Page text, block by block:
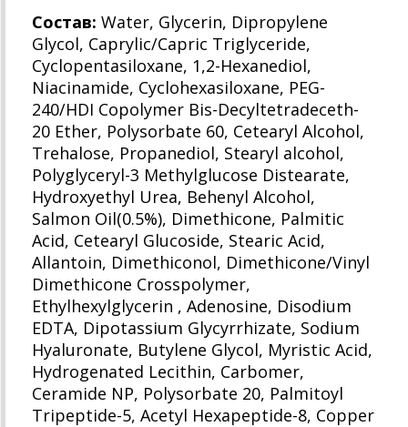
Состав: Water, Glycerin, Dipropylene
Glycol, Caprylic/Capric Triglyceride,
Cyclopentasiloxane, 1,2-Hexanediol,
Niacinamide, Cyclohexasiloxane, PEG-
240/HDI Copolymer Bis-Decyltetradeceth-
20 Ether, Polysorbate 60, Cetearyl Alcohol,
Trehalose, Propanediol, Stearyl alcohol,
Polyglyceryl-3 Methylglucose Distearate,
Hydroxyethyl Urea, Behenyl Alcohol,
Salmon Oil(0.5%), Dimethicone, Palmitic
Acid, Cetearyl Glucoside, Stearic Acid,
Allantoin, Dimethiconol, Dimethicone/Vinyl
Dimethicone Crosspolymer,
Ethylhexylglycerin , Adenosine, Disodium
EDTA, Dipotassium Glycyrrhizate, Sodium
Hyaluronate, Butylene Glycol, Myristic Acid,
Hydrogenated Lecithin, Carbomer,
Ceramide NP, Polysorbate 20, Palmitoyl
Tripeptide-5, Acetyl Hexapeptide-8, Copper